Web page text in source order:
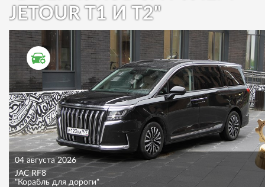
JETOUR T1 И T2"
ТЕСТ ДРАЙВ
04 августа 2026
JAC RF8
"Корабль для дороги"